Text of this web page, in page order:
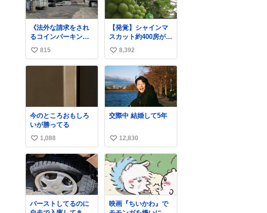
《法外な請求をされ
るコインパーキン
グ》 各営業所にも前
から告知されていま
すが、Park Link南青
迎車で呼ばれた時や
お客を降ろした際に
は十分注意してくだ
さい！ 東京都港区南
青山2-14-20
い
い
815
【発覚】シャインマ
スカット約400房が果
樹園から盗まれる 栃
木・佐野市
news.livedoor.com/
article/detail… 被害
に遭った果樹園には
防犯カメラなどはな
く、シャインマスカ
ットが盗まれた木に
は刃物などで切られ
に入って同様の被害
は確認されておら
ず、警察はパトロー
ルを強化する。
い
い
ね
数
8,392
今のところおもしろ
いが勝ってる
い
い
ね
数
1,088
交際中 結婚して5年
い
い
ね
数
12,830
バーストしてるのに
映画『ちいかわ』で